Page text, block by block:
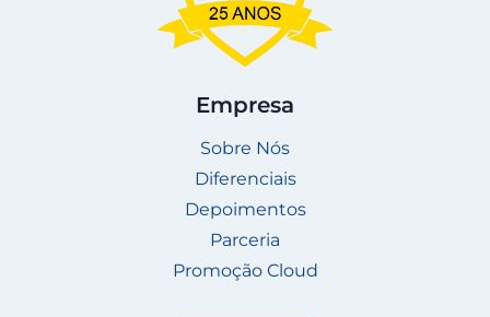
Empresa
Sobre Nós
Diferenciais
Depoimentos
Parceria
Promoção Cloud